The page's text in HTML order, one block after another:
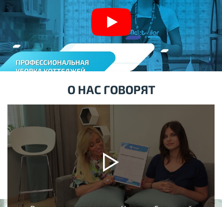
О НАС ГОВОРЯТ